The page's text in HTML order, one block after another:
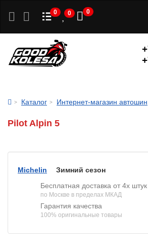
0 0 0
Каталог Интернет-магазин автошин
Pilot Alpin 5
Michelin
Зимний сезон
Бесплатная доставка от 4х штук
по Москве в пределах МКАД
Гарантия качества
100% оригинальные товары